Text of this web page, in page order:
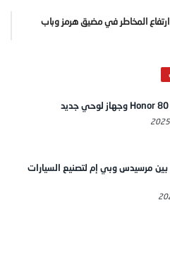
المخاطر في مضيق هرمز وباب
بين مرسيدس وبي إم لتصنيع السيارات